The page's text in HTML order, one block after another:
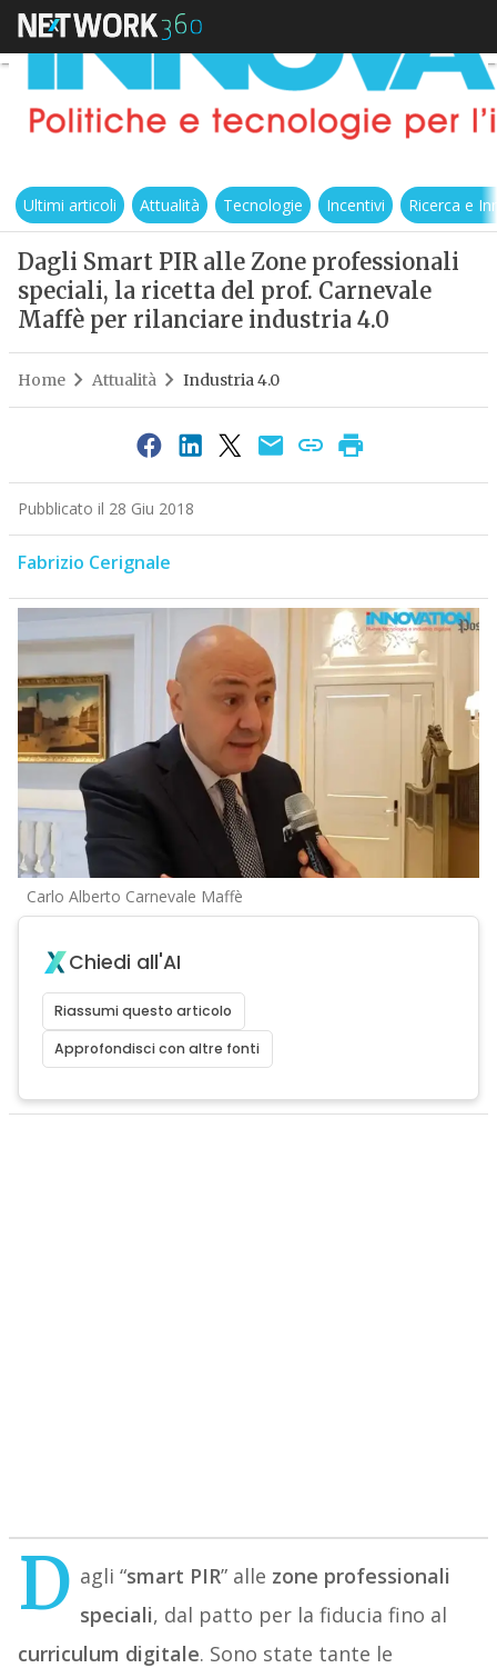
Ultimi articoli Attualità Tecnologie Incentivi Ricerca e
Dagli Smart PIR alle Zone professionali
speciali, la ricetta del prof. Carnevale
Maffè per rilanciare industria 4.0
Home Attualità Industria 4.0
Pubblicato il 28 Giu 2018
Fabrizio Cerignale
Carlo Alberto Carnevale Maffè
Chiedi all'AI
Riassumi questo articolo
Approfondisci con altre fonti
D agli “smart PIR” alle zone professionali
speciali, dal patto per la fiducia fino al
curriculum digitale. Sono state tante le